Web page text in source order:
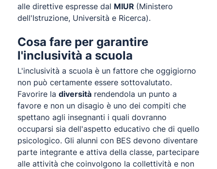
alle direttive espresse dal MIUR (Ministero
dell'Istruzione, Università e Ricerca).
Cosa fare per garantire
l'inclusività a scuola
L'inclusività a scuola è un fattore che oggigiorno
non può certamente essere sottovalutato.
Favorire la diversità rendendola un punto a
favore e non un disagio è uno dei compiti che
spettano agli insegnanti i quali dovranno
occuparsi sia dell'aspetto educativo che di quello
psicologico. Gli alunni con BES devono diventare
parte integrante e attiva della classe, partecipare
alle attività che coinvolgono la collettività e non